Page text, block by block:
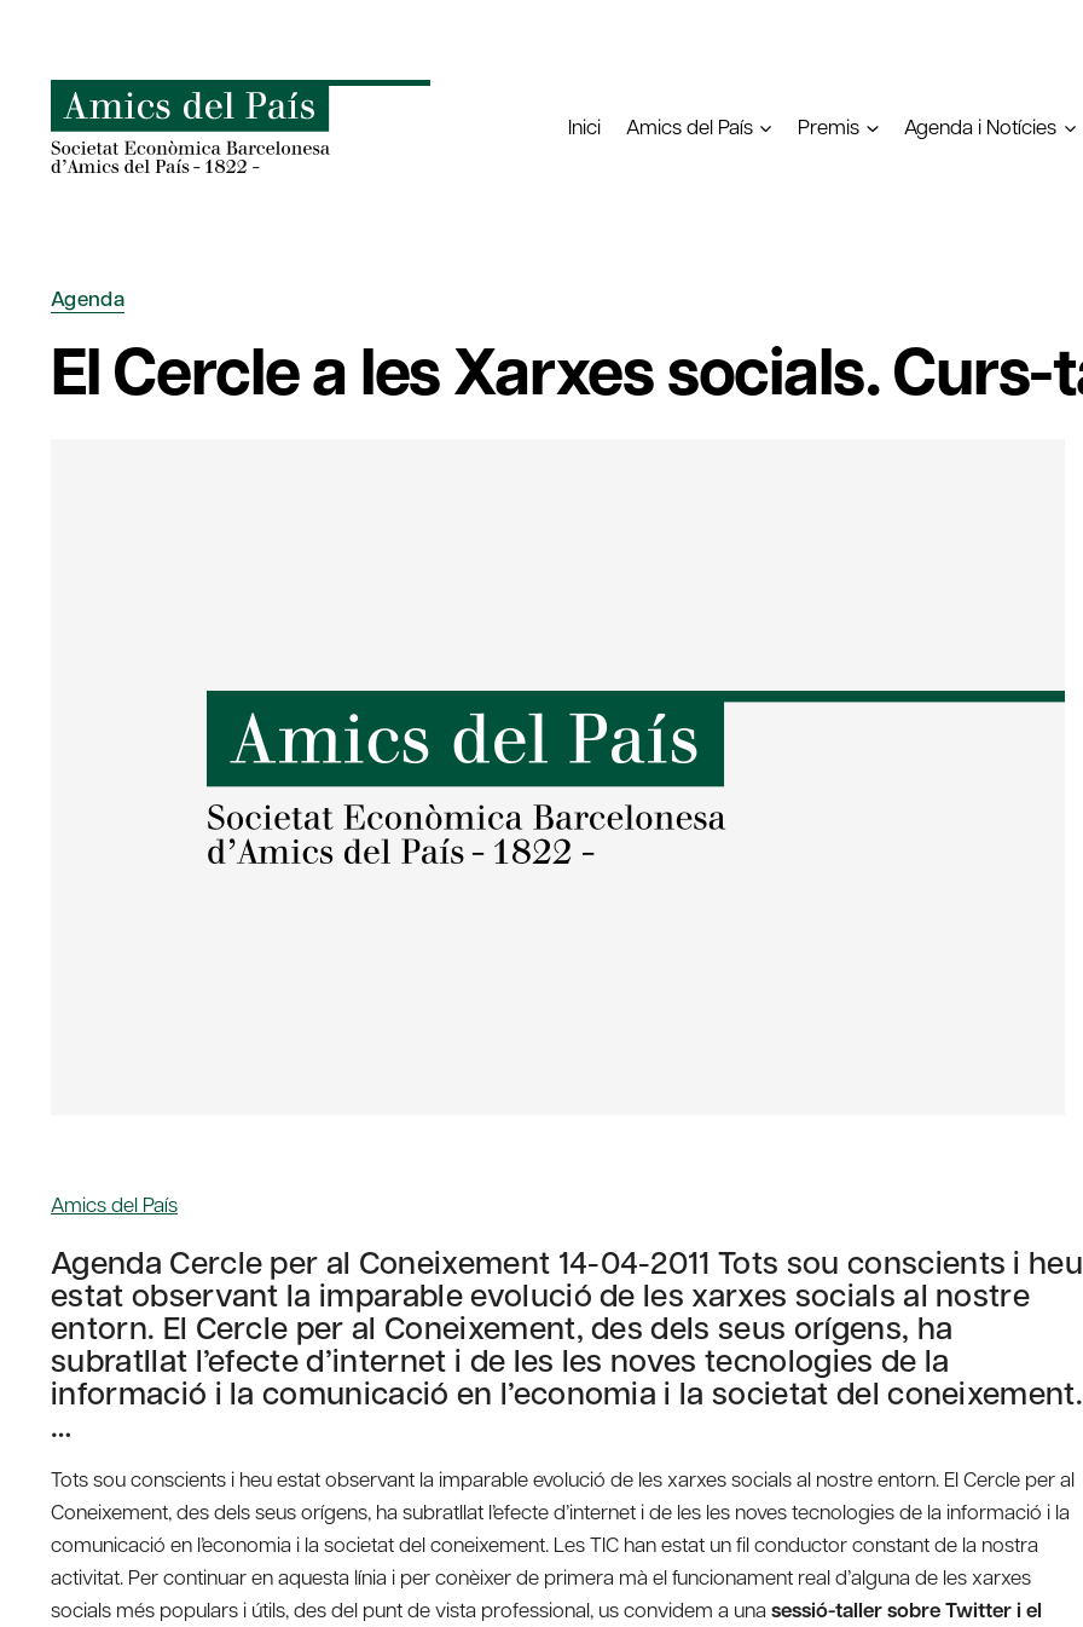
content
Inici
Amics del País Premis Agenda i Notícies
Agenda
El Cercle a les Xarxes socials.
Amics del País
Agenda Cercle per al Coneixement 14-04-2011 Tots sou conscients i heu
estat observant la imparable evolució de les xarxes socials al nostre
entorn. El Cercle per al Coneixement, des dels seus orígens, ha
subratllat l’efecte d’internet i de les les noves tecnologies de la
informació i la comunicació en l’economia i la societat del coneixement.
…
Tots sou conscients i heu estat observant la imparable evolució de les xarxes socials al nostre entorn. El Cercle per al
Coneixement, des dels seus orígens, ha subratllat l’efecte d’internet i de les les noves tecnologies de la informació i la
comunicació en l’economia i la societat del coneixement. Les TIC han estat un fil conductor constant de la nostra
activitat. Per continuar en aquesta línia i per conèixer de primera mà el funcionament real d’alguna de les xarxes
socials més populars i útils, des del punt de vista professional, us convidem a una sessió-taller sobre Twitter i el